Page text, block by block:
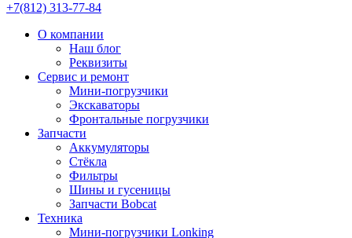
+7(812) 313-77-84
О компании
Наш блог
Реквизиты
Сервис и ремонт
Мини-погрузчики
Экскаваторы
Фронтальные погрузчики
Запчасти
Аккумуляторы
Стёкла
Фильтры
Шины и гусеницы
Запчасти Bobcat
Техника
Мини-погрузчики Lonking